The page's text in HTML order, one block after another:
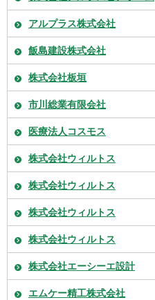
アルプラス株式会社
飯島建設株式会社
株式会社板垣
市川総業有限会社
医療法人コスモス
株式会社ウィルトス
株式会社ウィルトス
株式会社ウィルトス
株式会社ウィルトス
株式会社エーシーエ設計
エムケー精工株式会社